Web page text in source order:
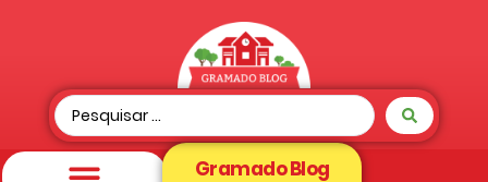
Gramado Blog